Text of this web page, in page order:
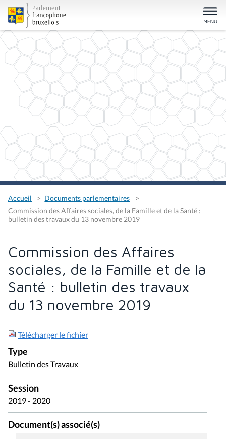
Accueil
Documents parlementaires
Commission des Affaires sociales, de la Famille et de la Santé :
bulletin des travaux du 13 novembre 2019
Commission des Affaires
sociales, de la Famille et de la
Santé : bulletin des travaux
du 13 novembre 2019
Télécharger le fichier
Type
Bulletin des Travaux
Session
2019 - 2020
Document(s) associé(s)